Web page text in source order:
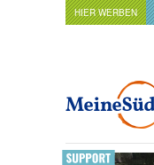
HIER WERBEN